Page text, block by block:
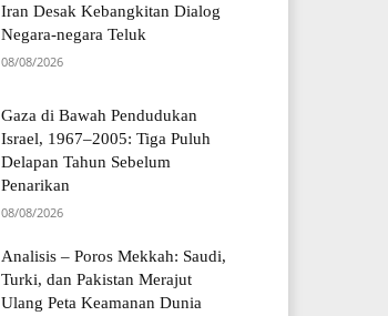
Iran Desak Kebangkitan Dialog
Negara-negara Teluk
08/08/2026
Gaza di Bawah Pendudukan
Israel, 1967–2005: Tiga Puluh
Delapan Tahun Sebelum
Penarikan
08/08/2026
Analisis – Poros Mekkah: Saudi,
Turki, dan Pakistan Merajut
Ulang Peta Keamanan Dunia